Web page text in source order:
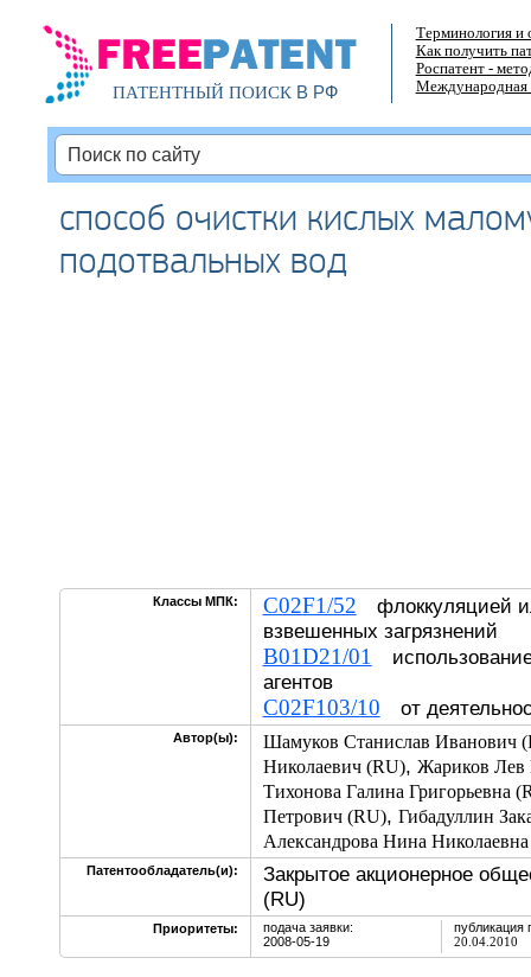
ПАТЕНТНЫЙ ПОИСКВ РФ
Терминология и
Как получить
Роспатент -
Международная
способ очистки кислых
подотвальных вод
Классы МПК: C02F1/52 флоккуляцией
взвешенных загрязнений
B01D21/01
агентов
C02F103/10 от
Автор(ы):
Шамуков Станислав Иванович
Николаевич (RU), Жариков Лев
Тихонова Галина Григорьевна
Петрович (RU), Гибадуллин
Александрова Нина
Патентообладатель(и):
Закрытое акционерное
(RU)
Приоритеты:
подача заявки:
2008-05-19
публикация
20.04.2010